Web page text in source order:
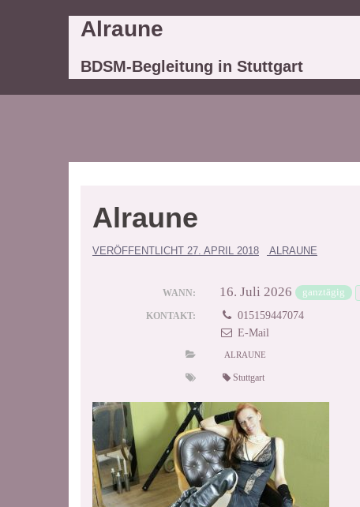
Alraune
BDSM-Begleitung in Stuttgart
Alraune
VERÖFFENTLICHT 27. APRIL 2018 ALRAUNE
WANN: 16. Juli 2026 ganztägig
KONTAKT:
015159447074
E-Mail
ALRAUNE
Stuttgart